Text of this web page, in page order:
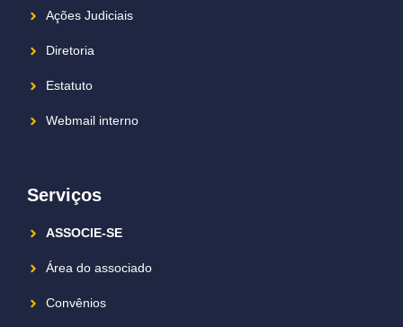
Ações Judiciais
Diretoria
Estatuto
Webmail interno
Serviços
ASSOCIE-SE
Área do associado
Convênios